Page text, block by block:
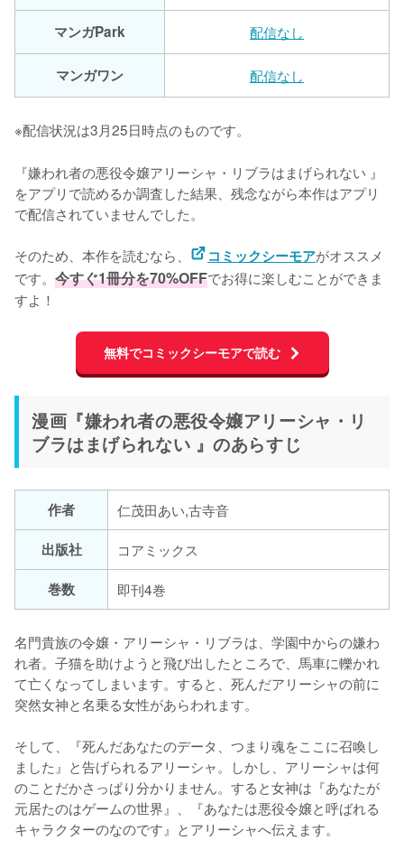
マンガPark 配信なし
マンガワン 配信なし
※配信状況は3月25日時点のものです。
『嫌われ者の悪役令嬢アリーシャ・リブラはまげられない 』
をアプリで読めるか調査した結果、残念ながら本作はアプリ
で配信されていませんでした。
そのため、本作を読むなら、 コミックシーモアがオススメ
です。 今すぐ1冊分を70%OFFでお得に楽しむことができま
すよ！
無料でコミックシーモアで読む
漫画『嫌われ者の悪役令嬢アリーシャ・リ
ブラはまげられない 』のあらすじ
作者
仁茂田あい,古寺音
出版社
コアミックス
巻数
即刊4巻
名門貴族の令嬢・アリーシャ・リブラは、学園中からの嫌わ
れ者。子猫を助けようと飛び出したところで、馬車に轢かれ
て亡くなってしまいます。すると、死んだアリーシャの前に
突然女神と名乗る女性があらわれます。
そして、『死んだあなたのデータ、つまり魂をここに召喚し
ました』と告げられるアリーシャ。しかし、アリーシャは何
のことだかさっぱり分かりません。すると女神は『あなたが
元居たのはゲームの世界』、『あなたは悪役令嬢と呼ばれる
キャラクターのなのです』とアリーシャへ伝えます。